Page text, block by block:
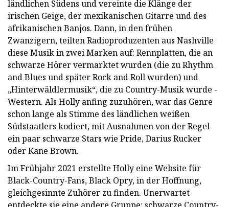
ländlichen Südens und vereinte die Klänge der
irischen Geige, der mexikanischen Gitarre und des
afrikanischen Banjos. Dann, in den frühen
Zwanzigern, teilten Radioproduzenten aus Nashville
diese Musik in zwei Marken auf: Rennplatten, die an
schwarze Hörer vermarktet wurden (die zu Rhythm
and Blues und später Rock and Roll wurden) und
„Hinterwäldlermusik“, die zu Country-Musik wurde -
Western. Als Holly anfing zuzuhören, war das Genre
schon lange als Stimme des ländlichen weißen
Südstaatlers kodiert, mit Ausnahmen von der Regel
ein paar schwarze Stars wie Pride, Darius Rucker
oder Kane Brown.
Im Frühjahr 2021 erstellte Holly eine Website für
Black-Country-Fans, Black Opry, in der Hoffnung,
gleichgesinnte Zuhörer zu finden. Unerwartet